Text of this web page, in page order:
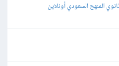
المنهج السعودي أونلاين